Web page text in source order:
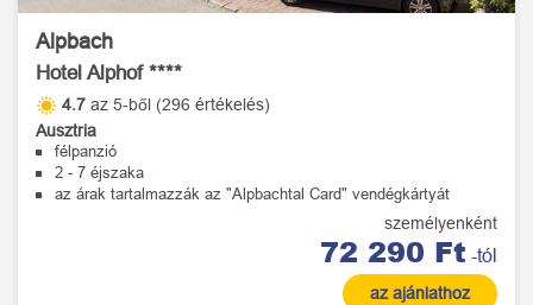
Alpbach
Hotel Alphof ****
4.7 az 5-ből (296 értékelés)
Ausztria
félpanzió
2 - 7 éjszaka
az árak tartalmazzák az "Alpbachtal Card" vendégkártyát
személyenként
72 290 Ft -tól
az ajánlathoz